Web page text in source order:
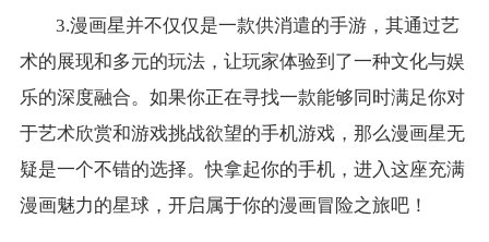
3.漫画星并不仅仅是一款供消遣的手游，其通过艺
术的展现和多元的玩法，让玩家体验到了一种文化与娱
乐的深度融合。如果你正在寻找一款能够同时满足你对
于艺术欣赏和游戏挑战欲望的手机游戏，那么漫画星无
疑是一个不错的选择。快拿起你的手机，进入这座充满
漫画魅力的星球，开启属于你的漫画冒险之旅吧！